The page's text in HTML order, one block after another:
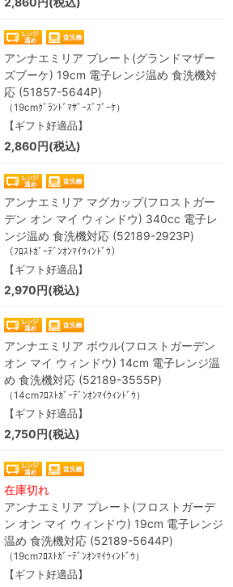
アンナエミリア プレート(グランドマザー
ズブーケ) 19cm 電子レンジ温め 食洗機対
応 (51857-5644P)
（19cmｸﾞﾗﾝﾄﾞﾏｻﾞｰｽﾞﾌﾞｰｹ）
【ギフト好適品】
2,860円(税込)
アンナエミリア マグカップ(フロストガー
デン オン マイ ウィンドウ) 340cc 電子レ
ンジ温め 食洗機対応 (52189-2923P)
（ﾌﾛｽﾄｶﾞｰﾃﾞﾝｵﾝﾏｲｳｨﾝﾄﾞｳ）
【ギフト好適品】
2,970円(税込)
アンナエミリア ボウル(フロストガーデン
オン マイ ウィンドウ) 14cm 電子レンジ温
め 食洗機対応 (52189-3555P)
（14cmﾌﾛｽﾄｶﾞｰﾃﾞﾝｵﾝﾏｲｳｨﾝﾄﾞｳ）
【ギフト好適品】
2,750円(税込)
在庫切れ
アンナエミリア プレート(フロストガーデ
ン オン マイ ウィンドウ) 19cm 電子レンジ
温め 食洗機対応 (52189-5644P)
（19cmﾌﾛｽﾄｶﾞｰﾃﾞﾝｵﾝﾏｲｳｨﾝﾄﾞｳ）
【ギフト好適品】